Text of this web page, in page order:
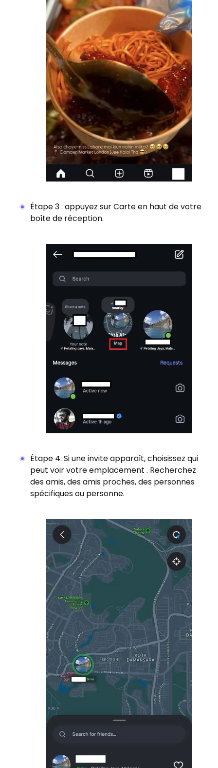
Étape 3 : appuyez sur Carte en haut de votre
boîte de réception.
Étape 4. Si une invite apparaît, choisissez qui
peut voir votre emplacement . Recherchez
des amis, des amis proches, des personnes
spécifiques ou personne.